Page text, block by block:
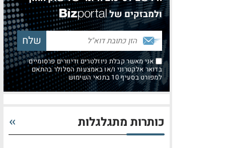
ולמבזקים של
אני מאשר קבלת ניוזלטרים ודיוורים פרסומיים
בדואר אלקטרוני ו/או באמצעות הסלולר בהתאם
למפורט בסעיף 10 בתנאי השימוש
כותרות מתגלגלות